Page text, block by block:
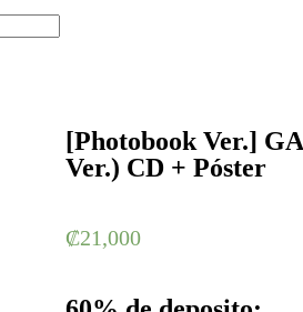
[Photobook Ver.]
Ver.) CD + Póster
₡21,000